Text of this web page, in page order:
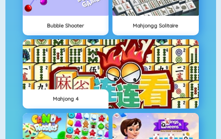
Bubble Shooter Mahjongg Solitaire
Mahjong 4